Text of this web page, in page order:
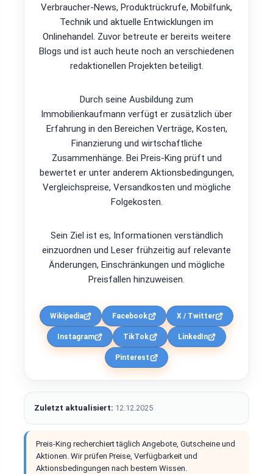
Verbraucher-News, Produktrückrufe, Mobilfunk,
Technik und aktuelle Entwicklungen im
Onlinehandel. Zuvor betreute er bereits weitere
Blogs und ist auch heute noch an verschiedenen
redaktionellen Projekten beteiligt.
Durch seine Ausbildung zum
Immobilienkaufmann verfügt er zusätzlich über
Erfahrung in den Bereichen Verträge, Kosten,
Finanzierung und wirtschaftliche
Zusammenhänge. Bei Preis-King prüft und
bewertet er unter anderem Aktionsbedingungen,
Vergleichspreise, Versandkosten und mögliche
Folgekosten.
Sein Ziel ist es, Informationen verständlich
einzuordnen und Leser frühzeitig auf relevante
Änderungen, Einschränkungen und mögliche
Preisfallen hinzuweisen.
Wikipedia Facebook X / Twitter
Instagram TikTok LinkedIn
Pinterest
Zuletzt aktualisiert: 12.12.2025
Preis-King recherchiert täglich Angebote, Gutscheine und
Aktionen. Wir prüfen Preise, Verfügbarkeit und
Aktionsbedingungen nach bestem Wissen.